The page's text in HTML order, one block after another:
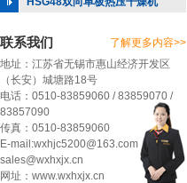
联系我们
了解更多内容>>
地址：江苏省无锡市惠山经济开发区
（长安）城塘路18号
电话：0510-83859060 / 83859070 /
83857090
传真：0510-83859060
E-mail:wxhjc5200@163.com
sales@wxhxjx.cn
网址：www.wxhxjx.cn